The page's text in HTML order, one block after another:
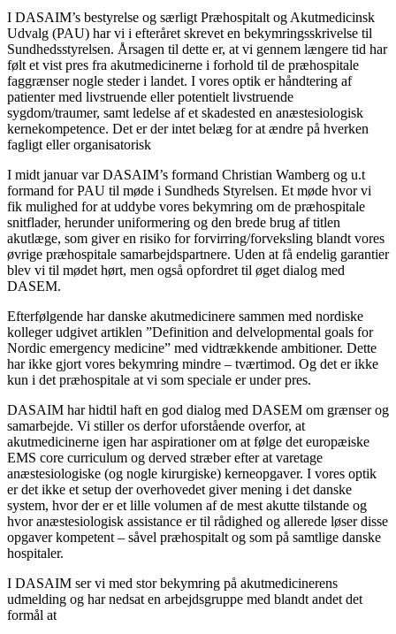
I DASAIM’s bestyrelse og særligt Præhospitalt og Akutmedicinsk
Udvalg (PAU) har vi i efteråret skrevet en bekymringsskrivelse til
Sundhedsstyrelsen. Årsagen til dette er, at vi gennem længere tid har
følt et vist pres fra akutmedicinerne i forhold til de præhospitale
faggrænser nogle steder i landet. I vores optik er håndtering af
patienter med livstruende eller potentielt livstruende
sygdom/traumer, samt ledelse af et skadested en anæstesiologisk
kernekompetence. Det er der intet belæg for at ændre på hverken
fagligt eller organisatorisk
I midt januar var DASAIM’s formand Christian Wamberg og u.t
formand for PAU til møde i Sundheds Styrelsen. Et møde hvor vi
fik mulighed for at uddybe vores bekymring om de præhospitale
snitflader, herunder uniformering og den brede brug af titlen
akutlæge, som giver en risiko for forvirring/forveksling blandt vores
øvrige præhospitale samarbejdspartnere. Uden at få endelig garantier
blev vi til mødet hørt, men også opfordret til øget dialog med
DASEM.
Efterfølgende har danske akutmedicinere sammen med nordiske
kolleger udgivet artiklen ”Definition and delvelopmental goals for
Nordic emergency medicine” med vidtrækkende ambitioner. Dette
har ikke gjort vores bekymring mindre – tværtimod. Og det er ikke
kun i det præhospitale at vi som speciale er under pres.
DASAIM har hidtil haft en god dialog med DASEM om grænser og
samarbejde. Vi stiller os derfor uforstående overfor, at
akutmedicinerne igen har aspirationer om at følge det europæiske
EMS core curriculum og derved stræber efter at varetage
anæstesiologiske (og nogle kirurgiske) kerneopgaver. I vores optik
er det ikke et setup der overhovedet giver mening i det danske
system, hvor der er et lille volumen af de mest akutte tilstande og
hvor anæstesiologisk assistance er til rådighed og allerede løser disse
opgaver kompetent – såvel præhospitalt og som på samtlige danske
hospitaler.
I DASAIM ser vi med stor bekymring på akutmedicinerens
udmelding og har nedsat en arbejdsgruppe med blandt andet det
formål at